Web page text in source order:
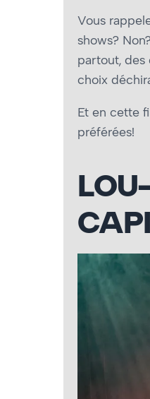
Vous
shows?
partout, des
choix
Et en cette
préférées!